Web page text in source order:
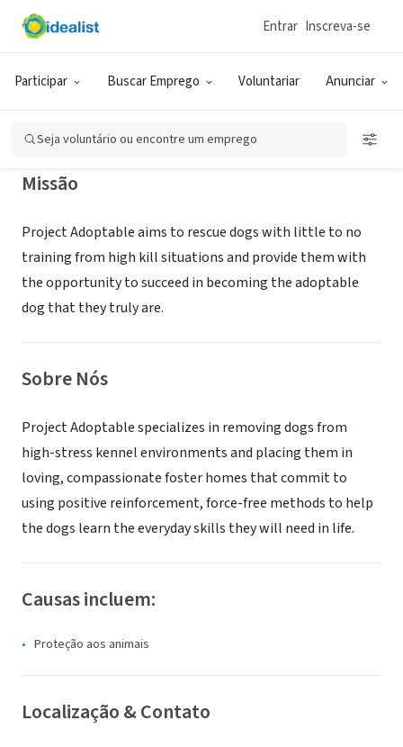
Participar Buscar Emprego Voluntariar Anunciar
Entrar Inscreva-se
Seja voluntário ou encontre um emprego
ONG (SETOR SOCIAL)
PROJECT ADOPTABLE INC
Missão
Project Adoptable aims to rescue dogs with little to no
training from high kill situations and provide them with
the opportunity to succeed in becoming the adoptable
dog that they truly are.
Sobre Nós
Project Adoptable specializes in removing dogs from
high-stress kennel environments and placing them in
loving, compassionate foster homes that commit to
using positive reinforcement, force-free methods to help
the dogs learn the everyday skills they will need in life.
Causas incluem:
Proteção aos animais
Localização & Contato